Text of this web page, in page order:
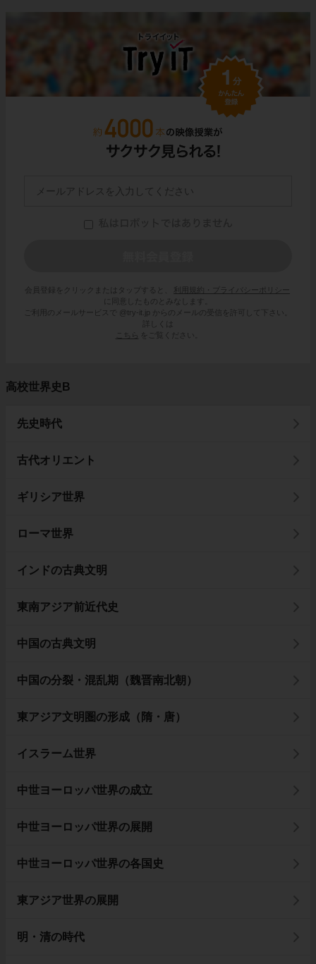
会員登録をクリックまたはタップすると、
利用規約・プライバシーポリシー
に同意したものとみなします。
ご利用のメールサービスで @try-it.jp からのメールの受信を許可して下さい。
詳しくは
こちら
をご覧ください。
高校世界史B
先史時代
古代オリエント
ギリシア世界
ローマ世界
インドの古典文明
東南アジア前近代史
中国の古典文明
中国の分裂・混乱期（魏晋南北朝）
東アジア文明圏の形成（隋・唐）
イスラーム世界
中世ヨーロッパ世界の成立
中世ヨーロッパ世界の展開
中世ヨーロッパ世界の各国史
東アジア世界の展開
明・清の時代